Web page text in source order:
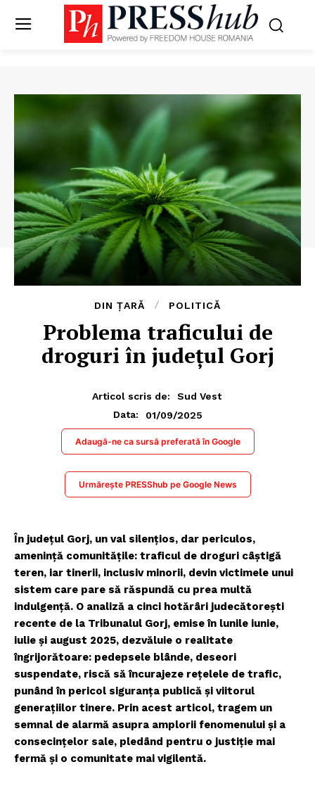
DIN ȚARĂ POLITICĂ
Problema traficului de
droguri în județul Gorj
Articol scris de:
Sud Vest
Data:
01/09/2025
Adaugă-ne ca sursă preferată în Google
Urmărește PRESShub pe Google News
În județul Gorj, un val silențios, dar periculos,
amenință comunitățile: traficul de droguri câștigă
teren, iar tinerii, inclusiv minorii, devin victimele unui
sistem care pare să răspundă cu prea multă
indulgență. O analiză a cinci hotărâri judecătorești
recente de la Tribunalul Gorj, emise în lunile iunie,
iulie și august 2025, dezvăluie o realitate
îngrijorătoare: pedepsele blânde, deseori
suspendate, riscă să încurajeze rețelele de trafic,
punând în pericol siguranța publică și viitorul
generațiilor tinere. Prin acest articol, tragem un
semnal de alarmă asupra amplorii fenomenului și a
consecințelor sale, pledând pentru o justiție mai
fermă și o comunitate mai vigilentă.